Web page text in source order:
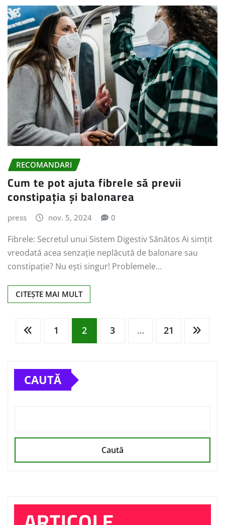
RECOMANDARI
Cum te pot ajuta fibrele să previi
constipația și balonarea
press nov. 5, 2024 0
Fibrele: Secretul unui Sistem Digestiv Sănătos Ai simțit
vreodată acea senzație neplăcută de balonare sau
constipație? Nu ești singur! Problemele…
CITEȘTE MAI MULT
Paginație
articole
1 2 3 … 21
CAUTĂ
Caută